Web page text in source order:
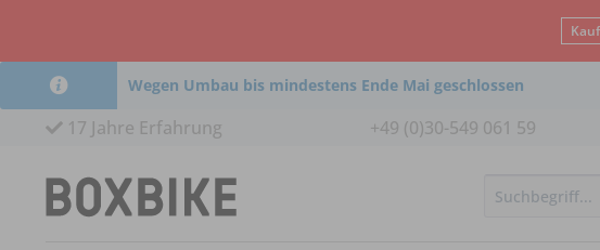
Wegen Umbau bis mindestens Ende Mai geschlossen
17 Jahre Erfahrung +49 (0)30-549 061 59